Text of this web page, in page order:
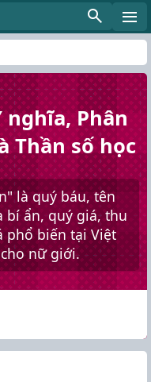
nghĩa, Phân
Thần số học
là quý báu, tên
bí ẩn, quý giá, thu
phổ biến tại Việt
nữ giới.